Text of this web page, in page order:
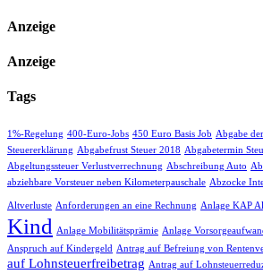
Anzeige
Anzeige
Tags
1%-Regelung 400-Euro-Jobs 450 Euro Basis Job Abgabe
Steuererklärung Abgabefrust Steuer 2018 Abgabetermin
Abgeltungssteuer Verlustverrechnung Abschreibung Auto
abziehbare Vorsteuer neben Kilometerpauschale Abzocke
Altverluste Anforderungen an eine Rechnung Anlage KAP
Kind
Anlage Mobilitätsprämie Anlage
Anspruch auf Kindergeld
Antrag auf Befreiung von
auf Lohnsteuerfreibetrag Antrag auf